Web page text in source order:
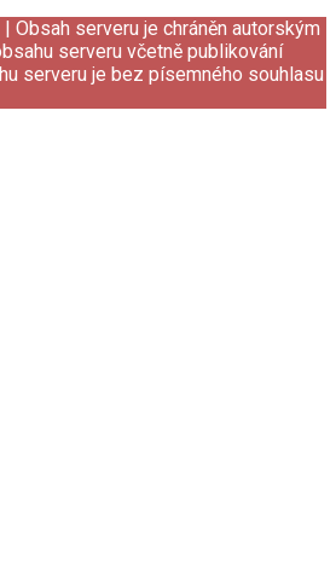
| Obsah serveru je chráněn autorským
serveru včetně publikování
serveru je bez písemného souhlasu